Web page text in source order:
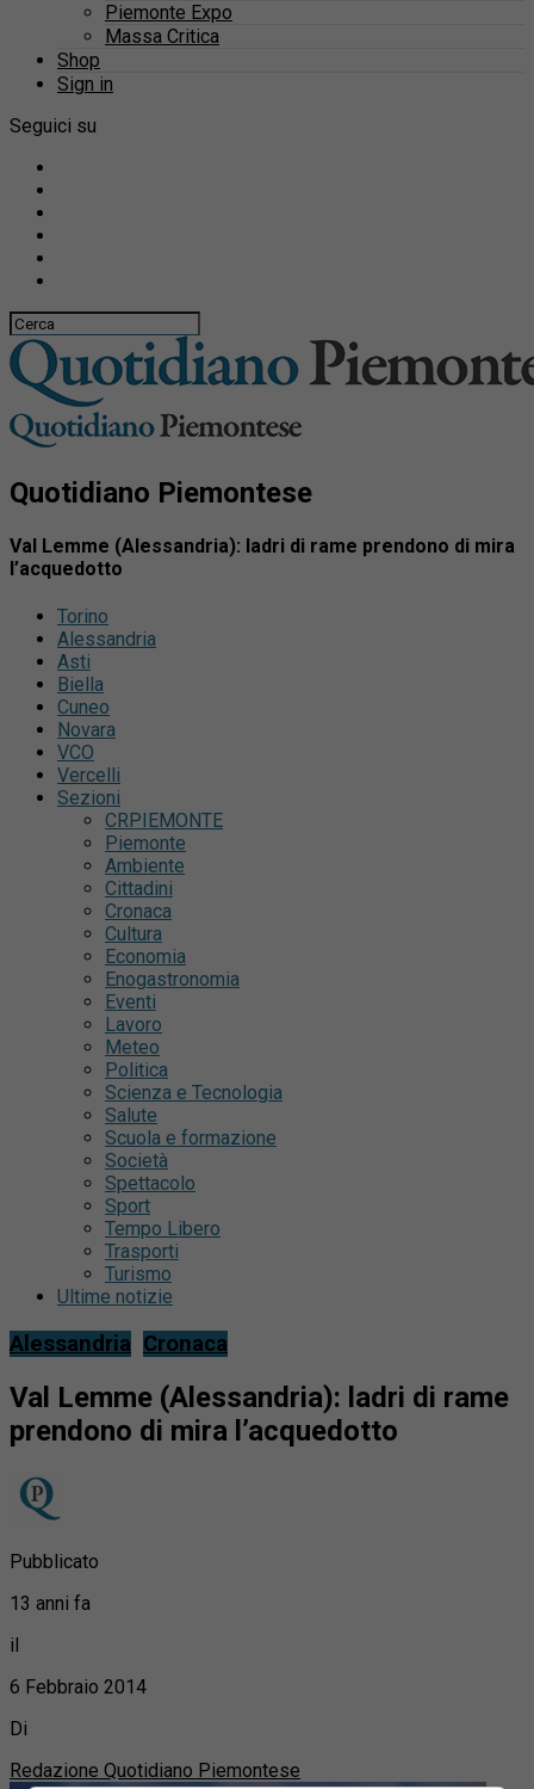
Piemonte Expo
Massa Critica
Shop
Sign in
Seguici su
Quotidiano Piemontese
Val Lemme (Alessandria): ladri di rame prendono di mira
l’acquedotto
Torino
Alessandria
Asti
Biella
Cuneo
Novara
VCO
Vercelli
Sezioni
CRPIEMONTE
Piemonte
Ambiente
Cittadini
Cronaca
Cultura
Economia
Enogastronomia
Eventi
Lavoro
Meteo
Politica
Scienza e Tecnologia
Salute
Scuola e formazione
Società
Spettacolo
Sport
Tempo Libero
Trasporti
Turismo
Ultime notizie
Alessandria Cronaca
Val Lemme (Alessandria): ladri di rame
prendono di mira l’acquedotto
Pubblicato
13 anni fa
il
6 Febbraio 2014
Di
Redazione Quotidiano Piemontese